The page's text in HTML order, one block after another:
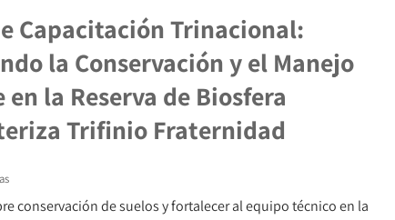
Capacitación Trinacional:
la Conservación y el Manejo
la Reserva de Biosfera
Trifinio Fraternidad
conservación de suelos y fortalecer al equipo técnico en la